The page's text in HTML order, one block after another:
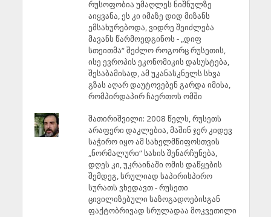
რუსოფობია უმაღლეს ნიშნულზე
აიყვანა, ეს კი იმაზე დიდ მიზანს
ემსახურებოდა, ვიდრე შეიძლება
მავანს წარმოედგინოს - „დიფ
სთეითმა“ შეძლო როგორც რუსეთის,
ისე ევროპის ეკონომიკის დასუსტება,
შესაბამისად, ამ უკანასკნელს სხვა
გზას აღარ დაუტოვებენ გარდა იმისა,
რომპირდაპირ ჩაერთოს ომში
შათირიშვილი: 2008 წელს, რუსეთს
არაფერი დაკლებია, მაშინ ჯერ კიდევ
საჭირო იყო ამ სახელმწიფოსთვის
„ნორმალური“ სახის შენარჩუნება,
დღეს კი, უკრაინაში ომის დაწყების
შემდეგ, სრულიად საპირისპირო
სურათს ვხედავთ - რუსეთი
ცივილიზებული საზოგადოებისგან
ფაქტობრივად სრულადაა მოკვეთილი